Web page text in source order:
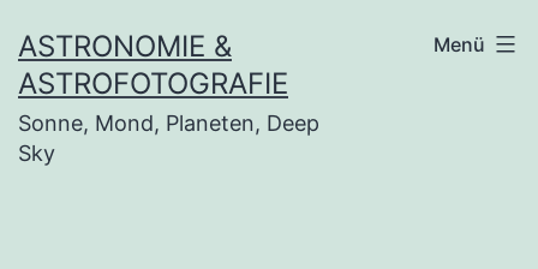
Inhalt
springen
ASTRONOMIE &
ASTROFOTOGRAFIE
Sonne, Mond, Planeten, Deep
Sky
Menü